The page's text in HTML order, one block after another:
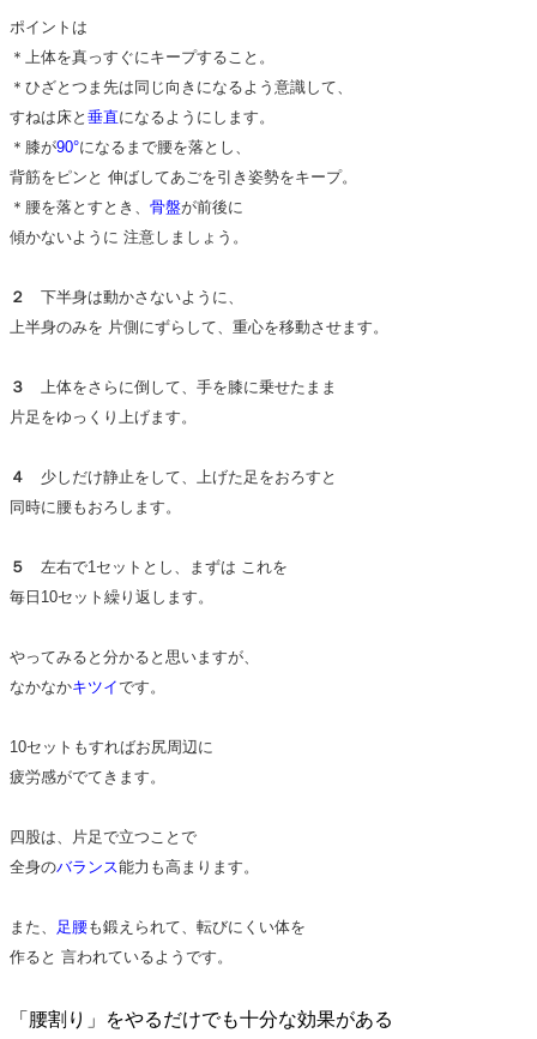
ポイントは
＊上体を真っすぐにキープすること。
＊ひざとつま先は同じ向きになるよう意識して、
すねは床と 垂直になるようにします。
＊膝が90°になるまで腰を落とし、
背筋をピンと 伸ばしてあごを引き姿勢をキープ。
＊腰を落とすとき、 骨盤が前後に
傾かないように 注意しましょう。
２
下半身は動かさないように、
上半身のみを 片側にずらして、重心を移動させます。
３
上体をさらに倒して、手を膝に乗せたまま
片足をゆっくり上げます。
４
少しだけ静止をして、上げた足をおろすと
同時に腰もおろします。
５ 左右で1セットとし、まずは これを
毎日10セット繰り返します。
やってみると分かると思いますが、
なかなかキツイです。
10セットもすればお尻周辺に
疲労感がでてきます。
四股は、片足で立つことで
全身のバランス能力も高まります。
また、 足腰も鍛えられて、転びにくい体を
作ると 言われているようです。
「腰割り」をやるだけでも十分な効果がある